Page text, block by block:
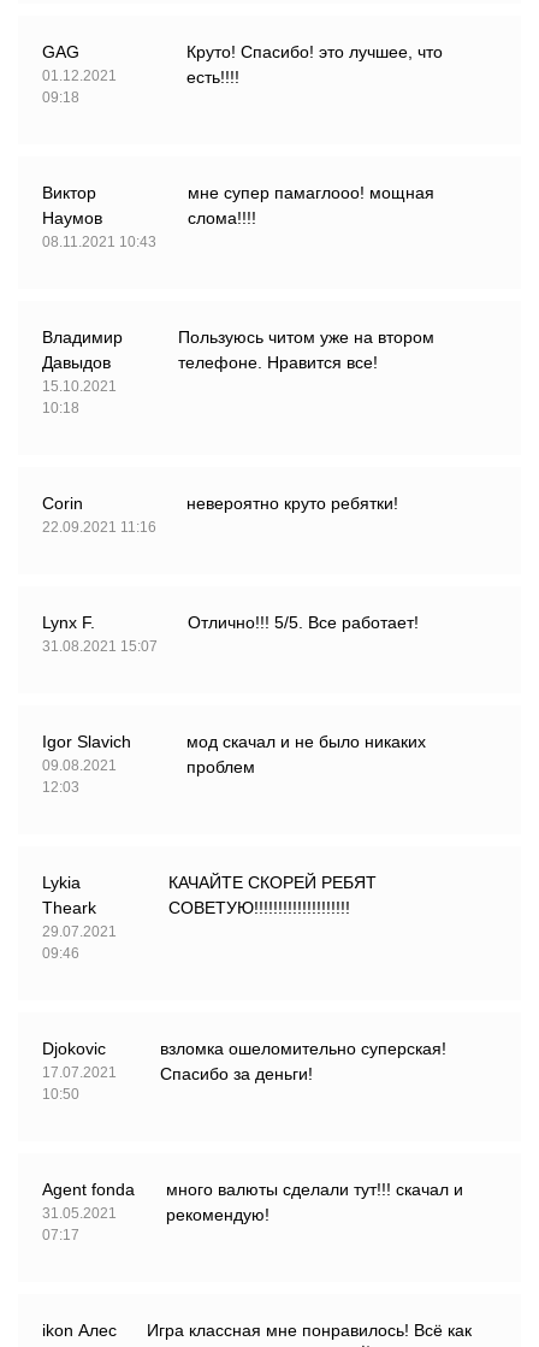
GAG
01.12.2021
09:18
Круто! Спасибо! это лучшее, что
есть!!!!
Виктор
Наумов
08.11.2021 10:43
мне супер памаглооо! мощная
слома!!!!
Владимир
Давыдов
15.10.2021
10:18
Пользуюсь читом уже на втором
телефоне. Нравится все!
Corin
22.09.2021 11:16
невероятно круто ребятки!
Lynx F.
31.08.2021 15:07
Отлично!!! 5/5. Все работает!
Igor Slavich
09.08.2021
12:03
мод скачал и не было никаких
проблем
Lykia
Theark
29.07.2021
09:46
КАЧАЙТЕ СКОРЕЙ РЕБЯТ
СОВЕТУЮ!!!!!!!!!!!!!!!!!!!!
Djokovic
17.07.2021
10:50
взломка ошеломительно суперская!
Спасибо за деньги!
Agent fonda
31.05.2021
07:17
много валюты сделали тут!!! скачал и
рекомендую!
ikon Алес
Игра классная мне понравилось! Всё как